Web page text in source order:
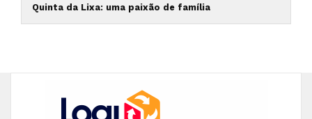
Quinta da Lixa: uma paixão de família